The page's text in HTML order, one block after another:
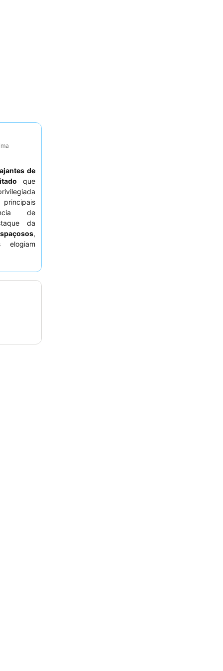
de
que
principais
de
da
,
elogiam